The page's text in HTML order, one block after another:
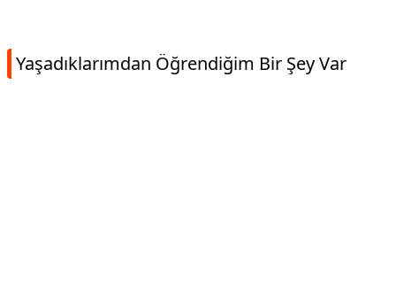
Yaşadıklarımdan Öğrendiğim Bir Şey Var